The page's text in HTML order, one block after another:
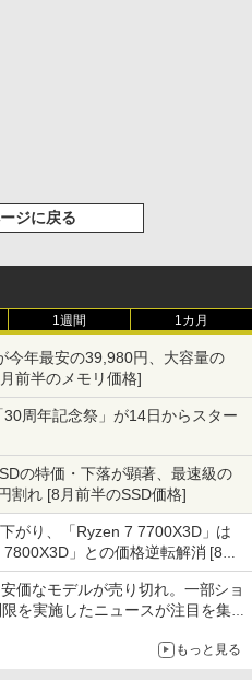
ジに戻る
1週間 1カ月
今年最安の39,980円、大容量の
前半のメモリ価格]
周年記念祭」が14日からスター
の特価・下落が顕著、最速級の
割れ [8月前半のSSD価格]
がり、「Ryzen 7 7700X3D」は
」との価格逆転解消 [8月
価なモデルが売り切れ。一部ショ
を実施したニュースが注目を集め
もっと見る